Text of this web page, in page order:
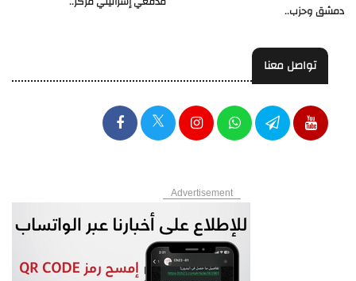
دمشق وحزب..
تواصل معنا
Advertisement